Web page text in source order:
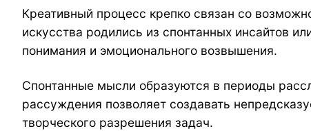
Креативный процесс крепко связан со
искусства родились из спонтанных инсайтов
понимания и эмоционального возвышения.
Спонтанные мысли образуются в периоды
рассуждения позволяет создавать
творческого разрешения задач.